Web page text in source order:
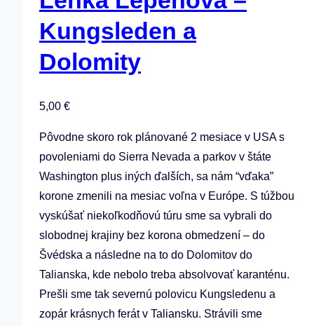
Kungsleden a
Dolomity
5,00 €
Pôvodne skoro rok plánované 2 mesiace v USA s
povoleniami do Sierra Nevada a parkov v štáte
Washington plus iných ďalších, sa nám “vďaka”
korone zmenili na mesiac voľna v Európe. S túžbou
vyskúšať niekoľkodňovú túru sme sa vybrali do
slobodnej krajiny bez korona obmedzení – do
Švédska a následne na to do Dolomitov do
Talianska, kde nebolo treba absolvovať karanténu.
Prešli sme tak severnú polovicu Kungsledenu a
zopár krásnych ferát v Taliansku. Strávili sme